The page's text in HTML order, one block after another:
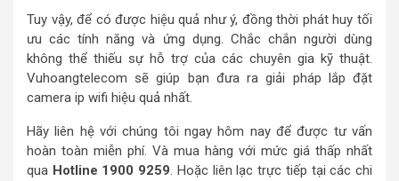
Tuy vậy, để có được hiệu quả như ý, đồng thời phát huy tối
ưu các tính năng và ứng dụng. Chắc chắn người dùng
không thể thiếu sự hỗ trợ của các chuyên gia kỹ thuật.
Vuhoangtelecom sẽ giúp bạn đưa ra giải pháp lắp đặt
camera ip wifi hiệu quả nhất.
Hãy liên hệ với chúng tôi ngay hôm nay để được tư vấn
hoàn toàn miễn phí. Và mua hàng với mức giá thấp nhất
qua Hotline 1900 9259. Hoặc liên lạc trực tiếp tại các chi